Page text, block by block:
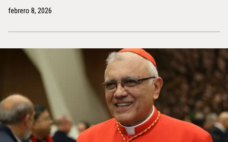
febrero 8, 2026